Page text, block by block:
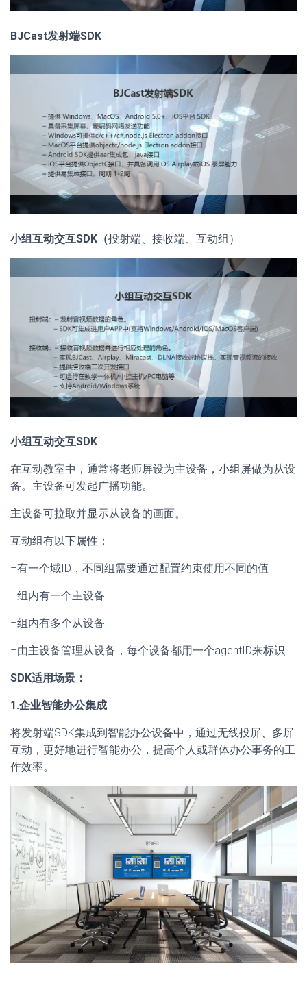
BJCast发射端SDK
小组互动交互SDK（投射端、接收端、互动组）
小组互动交互SDK
在互动教室中，通常将老师屏设为主设备，小组屏做为从设
备。主设备可发起广播功能。
主设备可拉取并显示从设备的画面。
互动组有以下属性：
–有一个域ID，不同组需要通过配置约束使用不同的值
–组内有一个主设备
–组内有多个从设备
–由主设备管理从设备，每个设备都用一个agentID来标识
SDK适用场景：
1.企业智能办公集成
将发射端SDK集成到智能办公设备中，通过无线投屏、多屏
互动，更好地进行智能办公，提高个人或群体办公事务的工
作效率。